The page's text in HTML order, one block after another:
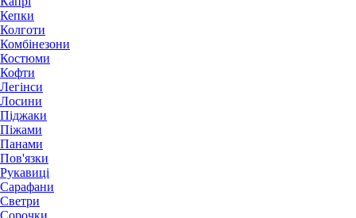
Кепки
Колготи
Комбінезони
Костюми
Кофти
Легінси
Лосини
Піджаки
Піжами
Панами
Пов'язки
Рукавиці
Сарафани
Светри
Сорочки